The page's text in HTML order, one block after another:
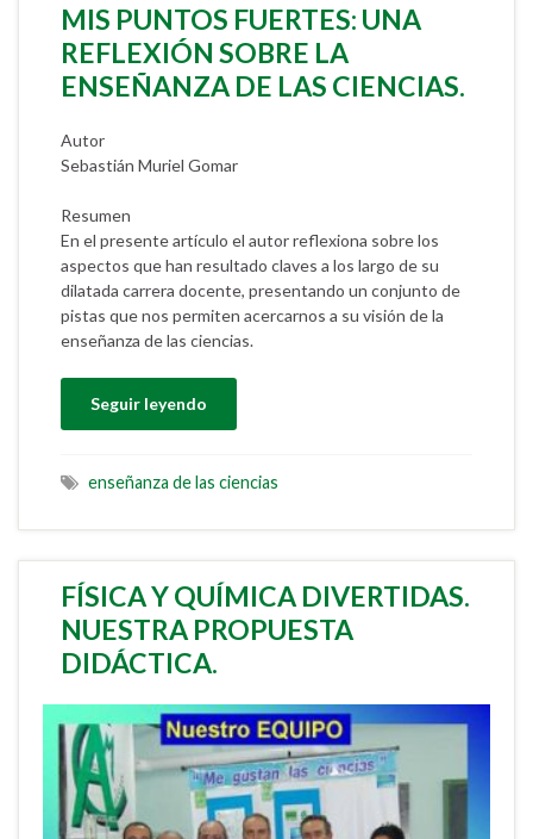
MIS PUNTOS FUERTES: UNA
REFLEXIÓN SOBRE LA
ENSEÑANZA DE LAS CIENCIAS.
Autor
Sebastián Muriel Gomar
Resumen
En el presente artículo el autor reflexiona sobre los
aspectos que han resultado claves a los largo de su
dilatada carrera docente, presentando un conjunto de
pistas que nos permiten acercarnos a su visión de la
enseñanza de las ciencias.
Seguir leyendo
enseñanza de las ciencias
FÍSICA Y QUÍMICA DIVERTIDAS.
NUESTRA PROPUESTA
DIDÁCTICA.